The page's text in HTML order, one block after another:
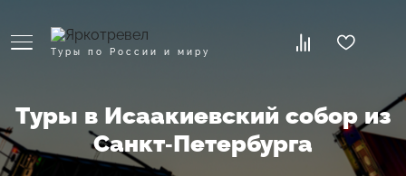
Туры по России и миру
Туры в Исаакиевский собор из
Санкт-Петербурга